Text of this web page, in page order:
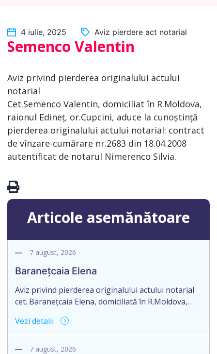
4 iulie, 2025 Aviz pierdere act notarial
Semenco Valentin
Aviz privind pierderea originalului actului
notarial
Cet.Semenco Valentin, domiciliat în R.Moldova,
raionul Edineț, or.Cupcini, aduce la cunoștință
pierderea originalului actului notarial: contract
de vînzare-cumărare nr.2683 din 18.04.2008
autentificat de notarul Nimerenco Silvia.
Articole asemănătoare
7 august, 2026
Baranețcaia Elena
Aviz privind pierderea originalului actului notarial
cet. Baranețcaia Elena, domiciliată în R.Moldova,
pierderea originalului actului notarial: certificat
11.08.2017 autentificat de notarul Nimerenco Silvia.
Vezi detalii
7 august, 2026